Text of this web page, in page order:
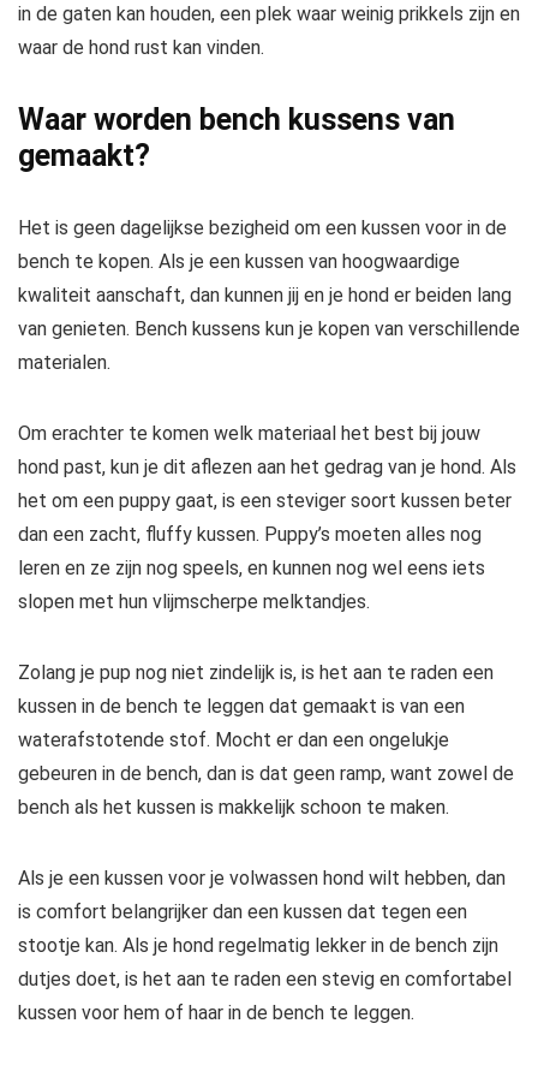
in de gaten kan houden, een plek waar weinig prikkels zijn en
waar de hond rust kan vinden.
Waar worden bench kussens van
gemaakt?
Het is geen dagelijkse bezigheid om een kussen voor in de
bench te kopen. Als je een kussen van hoogwaardige
kwaliteit aanschaft, dan kunnen jij en je hond er beiden lang
van genieten. Bench kussens kun je kopen van verschillende
materialen.
Om erachter te komen welk materiaal het best bij jouw
hond past, kun je dit aflezen aan het gedrag van je hond. Als
het om een puppy gaat, is een steviger soort kussen beter
dan een zacht, fluffy kussen. Puppy’s moeten alles nog
leren en ze zijn nog speels, en kunnen nog wel eens iets
slopen met hun vlijmscherpe melktandjes.
Zolang je pup nog niet zindelijk is, is het aan te raden een
kussen in de bench te leggen dat gemaakt is van een
waterafstotende stof. Mocht er dan een ongelukje
gebeuren in de bench, dan is dat geen ramp, want zowel de
bench als het kussen is makkelijk schoon te maken.
Als je een kussen voor je volwassen hond wilt hebben, dan
is comfort belangrijker dan een kussen dat tegen een
stootje kan. Als je hond regelmatig lekker in de bench zijn
dutjes doet, is het aan te raden een stevig en comfortabel
kussen voor hem of haar in de bench te leggen.